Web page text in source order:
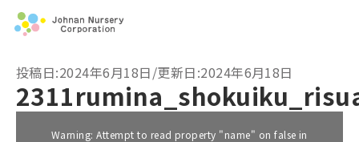
投稿日:2024年6月18日/更新日:2024年6月18日
Warning: Attempt to read property "name" on false in